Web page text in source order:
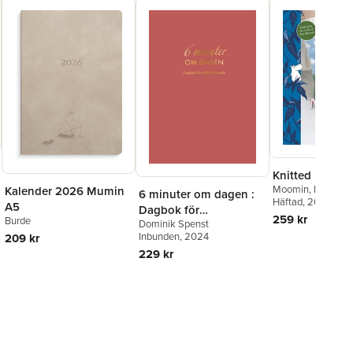
Kalender 2026 Mumin
A5
Burde
209 kr
6 minuter om dagen :
Dagbok för
välbefinnande
Dominik Spenst
Inbunden, 2024
229 kr
Knitted
Moomin, Linda
Paula Nivukoski
Häftad, 2024
259 kr